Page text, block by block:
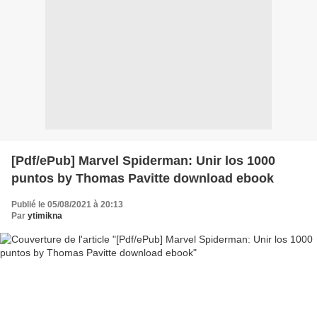
[Pdf/ePub] Marvel Spiderman: Unir los 1000
puntos by Thomas Pavitte download ebook
Publié le 05/08/2021 à 20:13
Par ytimikna